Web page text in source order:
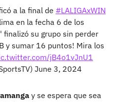
a la final de #LALIGAxWIN
en la fecha 6 de los
finalizó su grupo sin perder
y sumar 16 puntos! Mira los
jB4o1vJnU1
June 3, 2024
y se espera que sea